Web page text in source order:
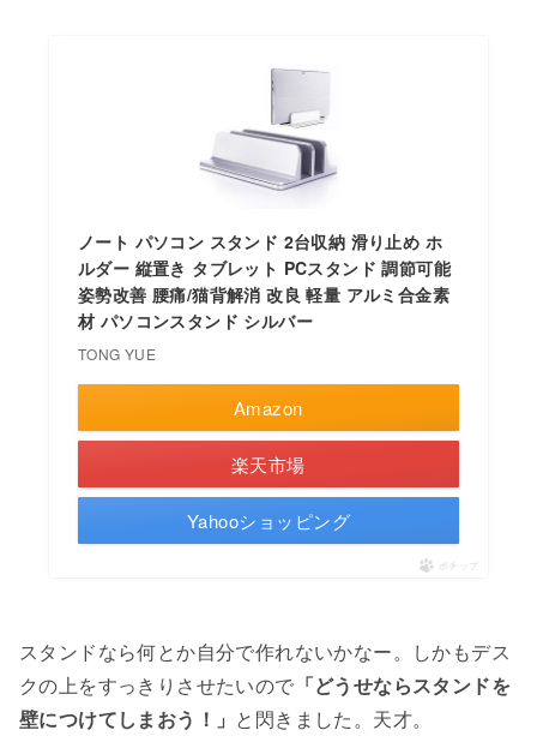
ノート パソコン スタンド 2台収納 滑り止め ホ
ルダー 縦置き タブレット PCスタンド 調節可能
姿勢改善 腰痛/猫背解消 改良 軽量 アルミ合金素
材 パソコンスタンド シルバー
TONG YUE
Amazon
楽天市場
Yahooショッピング
ポチップ
スタンドなら何とか自分で作れないかなー。しかもデス
クの上をすっきりさせたいので 「どうせならスタンドを
壁につけてしまおう！」 と閃きました。天才。